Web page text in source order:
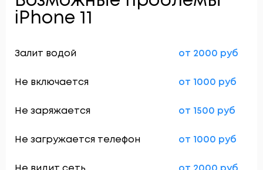
iPhone 11
Залит водой от 2000 руб
Не включается от 1000 руб
Не заряжается от 1500 руб
Не загружается телефон от 1000 руб